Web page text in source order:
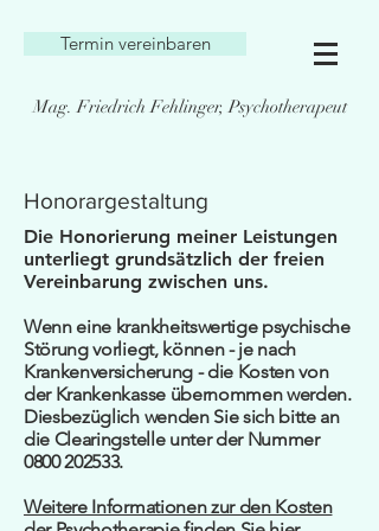
Termin vereinbaren
Mag. Friedrich Fehlinger, Psychotherapeut
Honorargestaltung
Die Honorierung meiner Leistungen
unterliegt grundsätzlich der freien
Vereinbarung zwischen uns.
Wenn eine krankheitswertige psychische
Störung vorliegt, können - je nach
Krankenversicherung - die Kosten von
der Krankenkasse übernommen werden.
Diesbezüglich wenden Sie sich bitte an
die Clearingstelle unter der Nummer
0800 202533.
Weitere Informationen zur den Kosten